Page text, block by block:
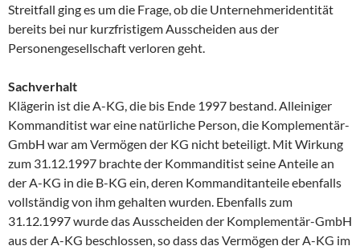
Streitfall ging es um die Frage, ob die Unternehmeridentität
bereits bei nur kurzfristigem Ausscheiden aus der
Personengesellschaft verloren geht.
Sachverhalt
Klägerin ist die A-KG, die bis Ende 1997 bestand. Alleiniger
Kommanditist war eine natürliche Person, die Komplementär-
GmbH war am Vermögen der KG nicht beteiligt. Mit Wirkung
zum 31.12.1997 brachte der Kommanditist seine Anteile an
der A-KG in die B-KG ein, deren Kommanditanteile ebenfalls
vollständig von ihm gehalten wurden. Ebenfalls zum
31.12.1997 wurde das Ausscheiden der Komplementär-GmbH
aus der A-KG beschlossen, so dass das Vermögen der A-KG im